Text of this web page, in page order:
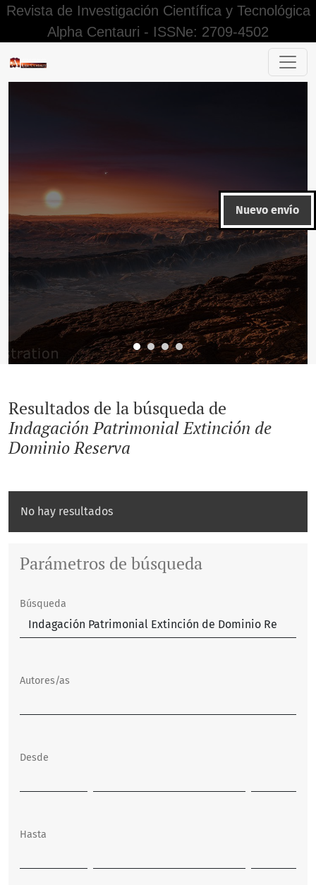
Revista de Investigación Científica y Tecnológica
Alpha Centauri - ISSNe: 2709-4502
Nuevo envío
Resultados de la búsqueda de
Indagación Patrimonial Extinción de
Dominio Reserva
No hay resultados
Parámetros de búsqueda
Búsqueda
Autores/as
Desde
Hasta